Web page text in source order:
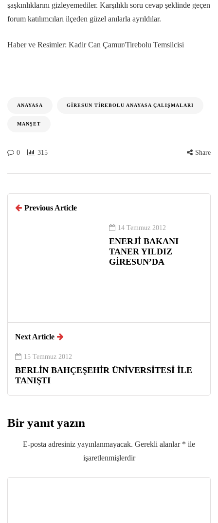
şaşkınlıklarını gizleyemediler. Karşılıklı soru cevap şeklinde geçen
forum katılımcıları ilçeden güzel anılarla ayrıldılar.
Haber ve Resimler: Kadir Can Çamur/Tirebolu Temsilcisi
ANAYASA GIRESUN TIREBOLU ANAYASA ÇALIŞMALARI
MANŞET
0 315 Share
Previous Article
14 Temmuz 2012
ENERJİ BAKANI
TANER YILDIZ
GİRESUN’DA
Next Article
15 Temmuz 2012
BERLİN BAHÇEŞEHİR ÜNİVERSİTESİ İLE
TANIŞTI
Bir yanıt yazın
E-posta adresiniz yayınlanmayacak. Gerekli alanlar * ile
işaretlenmişlerdir